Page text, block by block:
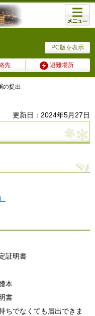
PC版を表示
先 避難場所
メニュ
ー
の提出
更新日：2024年5月27日
証明書
本
書
ちでなくても届出できま